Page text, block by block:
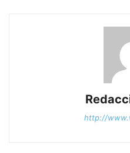
http://